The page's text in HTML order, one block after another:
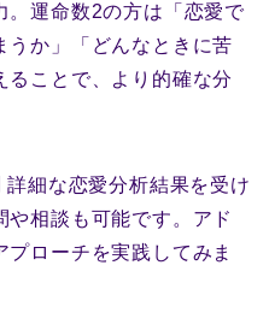
。運命数2の方は「恋愛で
うか」「どんなときに苦
ることで、より的確な分
詳細な恋愛分析結果を受け
相談も可能です。アド
ローチを実践してみま